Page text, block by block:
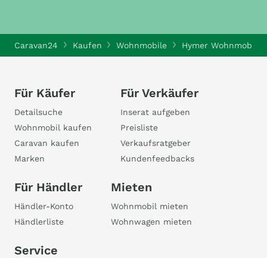
Caravan24 Kaufen Wohnmobile Hymer Wohnmobile
Für Käufer
Detailsuche
Wohnmobil kaufen
Caravan kaufen
Marken
Für Verkäufer
Inserat aufgeben
Preisliste
Verkaufsratgeber
Kundenfeedbacks
Für Händler
Händler-Konto
Händlerliste
Mieten
Wohnmobil mieten
Wohnwagen mieten
Service